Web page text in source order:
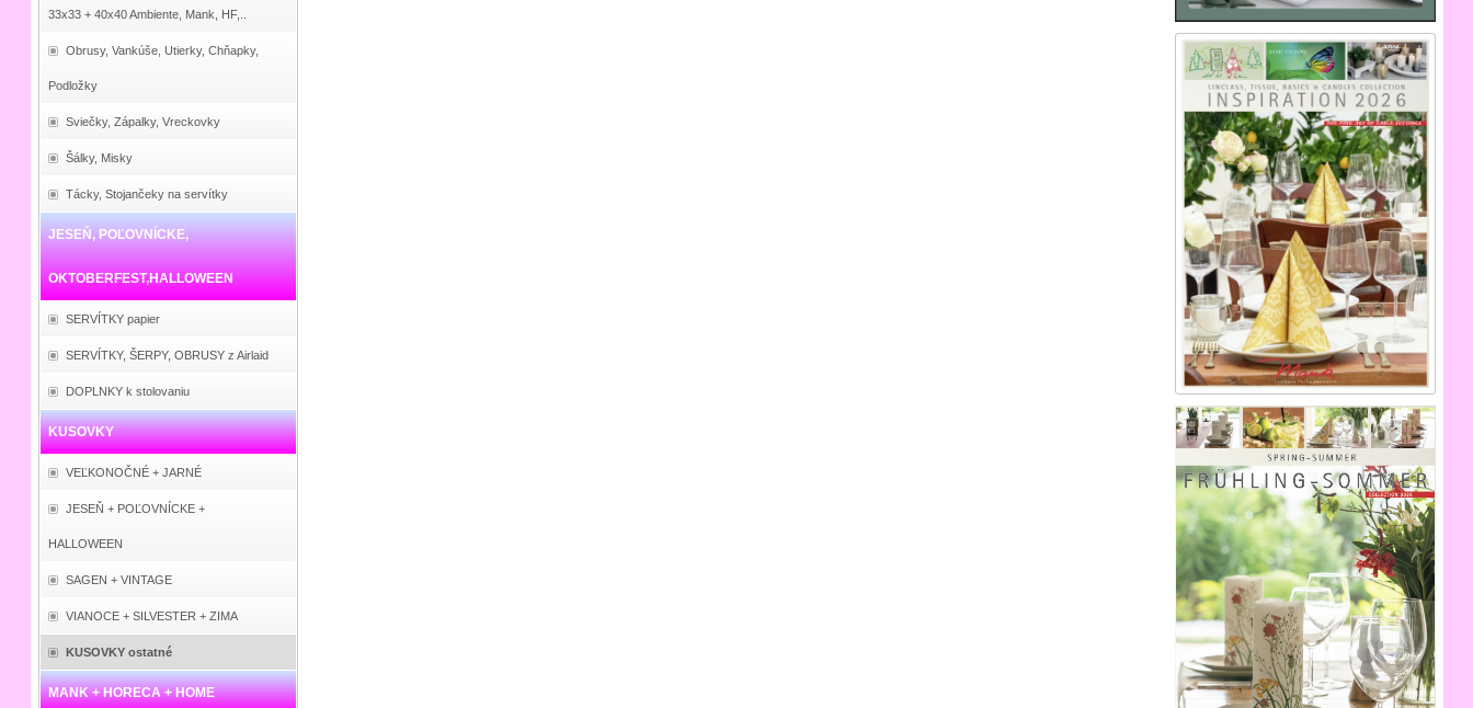
33x33 + 40x40 Ambiente, Mank, HF,..
Obrusy, Vankúše, Utierky, Chňapky,
Podložky
Sviečky, Zápalky, Vreckovky
Šálky, Misky
Tácky, Stojančeky na servítky
JESEŇ, POĽOVNÍCKE,
OKTOBERFEST,HALLOWEEN
SERVÍTKY papier
SERVÍTKY, ŠERPY, OBRUSY z Airlaid
DOPLNKY k stolovaniu
KUSOVKY
VEĽKONOČNÉ + JARNÉ
JESEŇ + POĽOVNÍCKE +
HALLOWEEN
SAGEN + VINTAGE
VIANOCE + SILVESTER + ZIMA
KUSOVKY ostatné
MANK + HORECA + HOME